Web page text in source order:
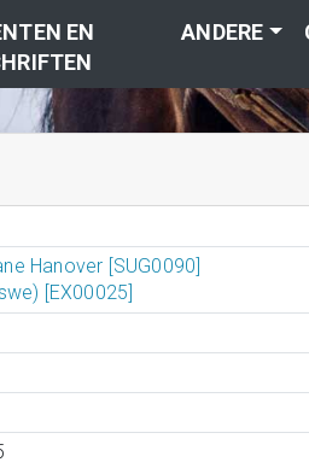
EN
ANDERE
Hanover [SUG0090]
[EX00025]